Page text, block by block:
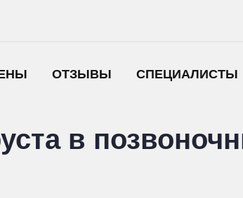
ОТЗЫВЫ СПЕЦИАЛИСТЫ
в